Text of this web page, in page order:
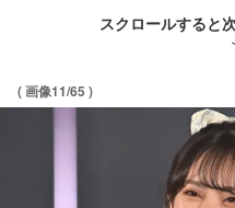
スクロールすると
( 画像11/65 )